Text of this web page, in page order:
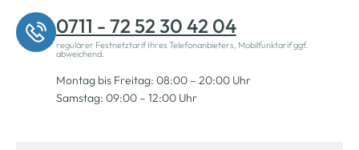
0711 - 72 52 30 42 04
regulärer Festnetztarif Ihres Telefonanbieters, Mobilfunktarif ggf.
abweichend.
Montag bis Freitag: 08:00 – 20:00 Uhr
Samstag: 09:00 – 12:00 Uhr